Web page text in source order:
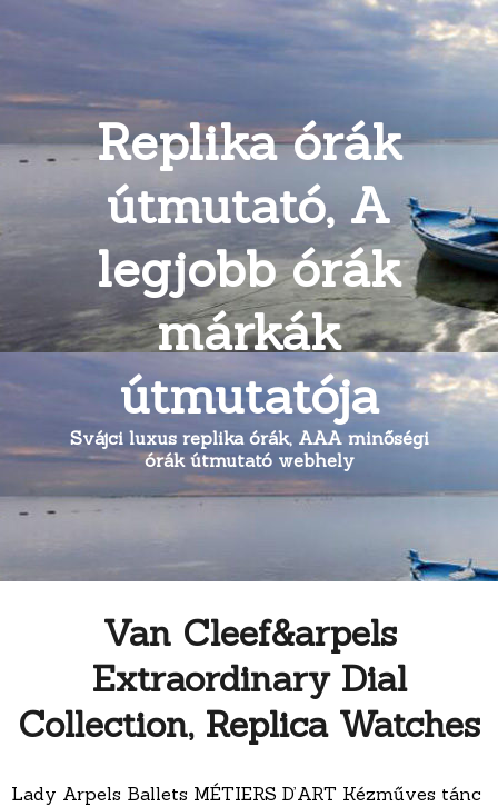
Replika órák
útmutató, A
legjobb órák
márkák
útmutatója
Svájci luxus replika órák, AAA minőségi
órák útmutató webhely
Van Cleef&arpels
Extraordinary Dial
Collection, Replica Watches
Lady Arpels Ballets MÉTIERS D’ART Kézműves tánc